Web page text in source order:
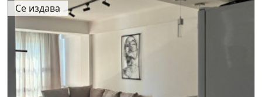
Се издава